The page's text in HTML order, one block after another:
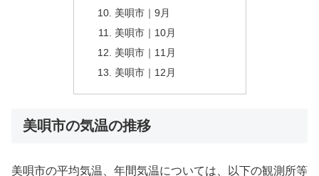
美唄市｜9月
美唄市｜10月
美唄市｜11月
美唄市｜12月
美唄市の気温の推移
美唄市の平均気温、年間気温については、以下の観測所等